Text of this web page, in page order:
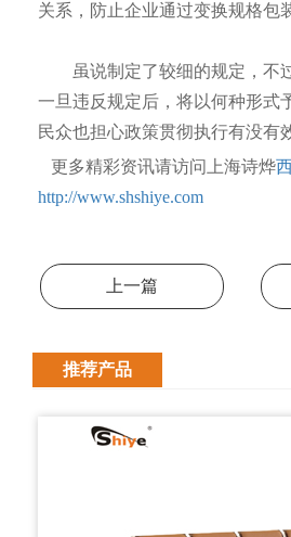
关系，防止企业通过变换规格包
虽说制定了较细的规定，不过
一旦违反规定后，将以何种形式
民众也担心政策贯彻执行有没有
更多精彩资讯请访问上海诗烨
http://www.shshiye.com
上一篇
推荐产品